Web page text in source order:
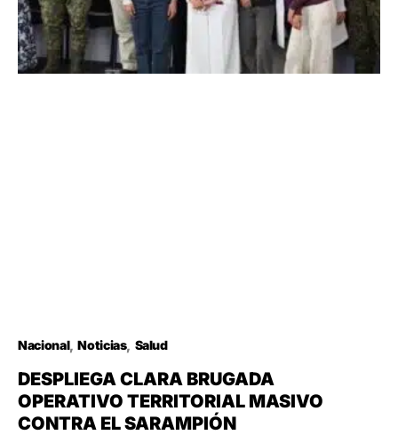
Nacional Noticias Salud
DESPLIEGA CLARA BRUGADA
OPERATIVO TERRITORIAL MASIVO
CONTRA EL SARAMPIÓN